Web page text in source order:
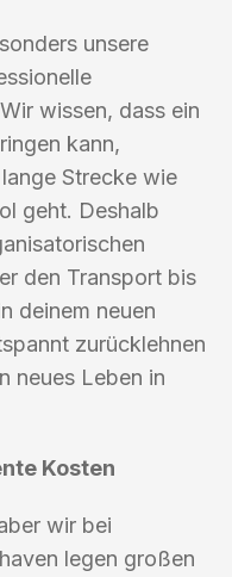
unsere
wissen, dass ein
kann,
Strecke wie
geht. Deshalb
den Transport bis
deinem neuen
zurücklehnen
neues Leben in
Kosten
wir bei
legen großen